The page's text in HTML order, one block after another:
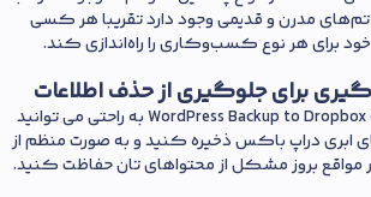
مدرن و قدیمی وجود دارد تقریبا هر کسی
برای هر نوع کسب‌وکاری را راه‌اندازی کند.
برای جلوگیری از حذف اطلاعات
با اضافه کردن افزونه WordPress Backup to Dropbox به راحتی می توانید
ابری دراپ باکس ذخیره کنید و به صورت منظم از
مواقع بروز مشکل از محتواهای تان حفاظت کنید.